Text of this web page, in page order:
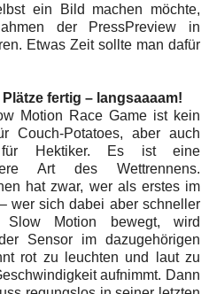
ein Bild machen möchte,
der PressPreview in
Etwas Zeit sollte man dafür
fertig – langsaaaam!
Motion Race Game ist kein
Couch-Potatoes, aber auch
Hektiker. Es ist eine
Art des Wettrennens.
hat zwar, wer als erstes im
wer sich dabei aber schneller
Motion bewegt, wird
Sensor im dazugehörigen
rot zu leuchten und laut zu
aufnimmt. Dann